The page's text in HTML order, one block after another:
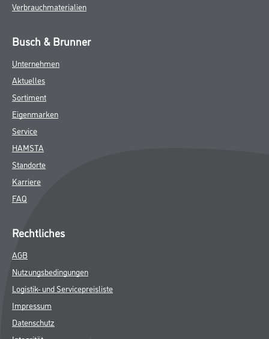
Verbrauchmaterialien
Busch & Brunner
Unternehmen
Aktuelles
Sortiment
Eigenmarken
Service
HAMSTA
Standorte
Karriere
FAQ
Rechtliches
AGB
Nutzungsbedingungen
Logistik- und Servicepreisliste
Impressum
Datenschutz